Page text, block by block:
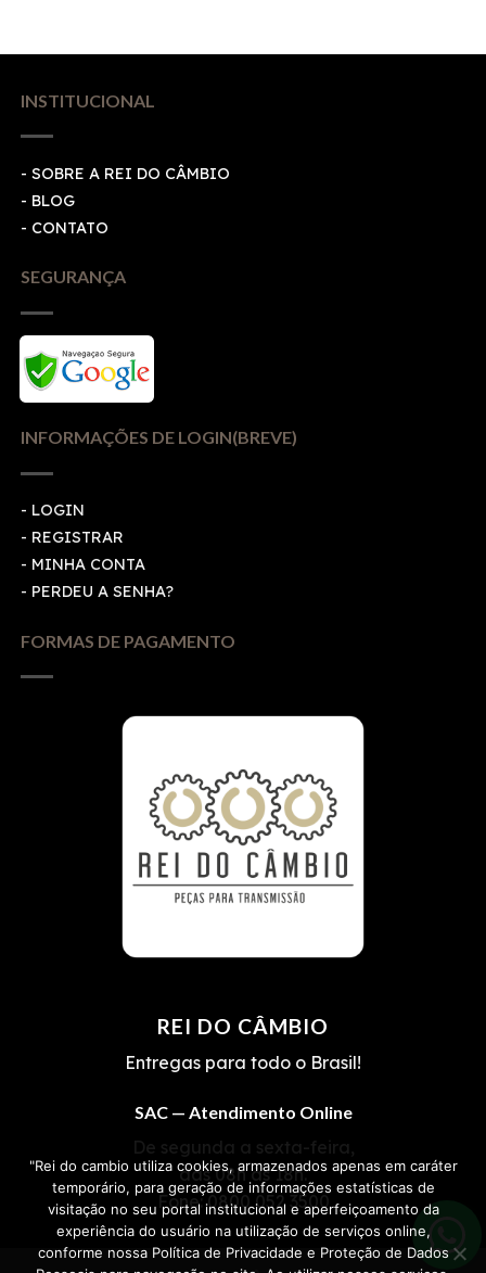
INSTITUCIONAL
- SOBRE A REI DO CÂMBIO
- BLOG
- CONTATO
SEGURANÇA
INFORMAÇÕES DE LOGIN(BREVE)
- LOGIN
- REGISTRAR
- MINHA CONTA
- PERDEU A SENHA?
FORMAS DE PAGAMENTO
REI DO CÂMBIO
Entregas para todo o Brasil!
SAC — Atendimento Online
De segunda a sexta-feira,
das 08h às 18h.
Fone:0800 052 3500
"Rei do cambio utiliza cookies, armazenados apenas em caráter
temporário, para geração de informações estatísticas de
visitação no seu portal institucional e aperfeiçoamento da
experiência do usuário na utilização de serviços online,
conforme nossa Política de Privacidade e Proteção de Dados